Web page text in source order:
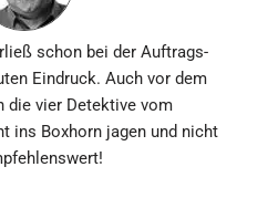
schon bei der Auftrags­
Eindruck. Auch vor dem
die vier Detektive vom
ins Boxhorn jagen und nicht